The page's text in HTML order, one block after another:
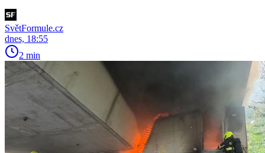
SvětFormule.cz
dnes, 18:55
2 min